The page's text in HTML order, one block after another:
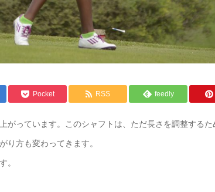
Pocket RSS feedly
がっています。このシャフトは、ただ長さを調整する
り方も変わってきます。
。